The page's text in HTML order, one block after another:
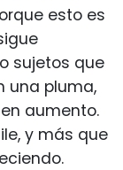
esto es
sujetos que
una pluma,
aumento.
y más que